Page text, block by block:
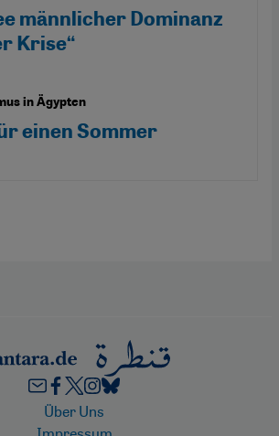
männlicher Dominanz
Krise“
in Ägypten
einen Sommer
FooterÜber Uns